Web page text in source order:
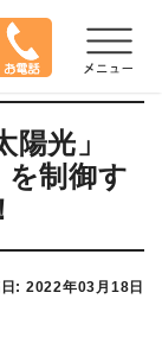
光」
を制御す
: 2022年03月18日